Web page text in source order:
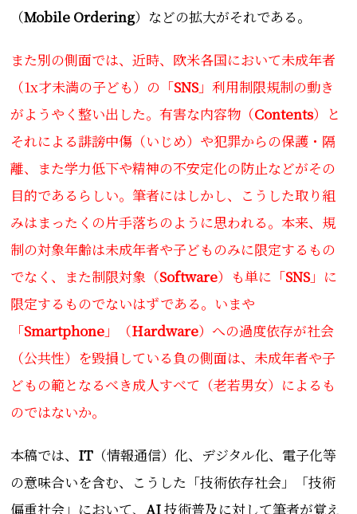
（Mobile Ordering）などの拡大がそれである。
また別の側面では、近時、欧米各国において未成年者
（1x才未満の子ども）の「SNS」利用制限規制の動き
がようやく整い出した。有害な内容物（Contents）と
それによる誹謗中傷（いじめ）や犯罪からの保護・隔
離、また学力低下や精神の不安定化の防止などがその
目的であるらしい。筆者にはしかし、こうした取り組
みはまったくの片手落ちのように思われる。本来、規
制の対象年齢は未成年者や子どものみに限定するもの
でなく、また制限対象（Software）も単に「SNS」に
限定するものでないはずである。いまや
「Smartphone 」（Hardware）への過度依存が社会
（公共性）を毀損している負の側面は、未成年者や子
どもの範となるべき成人すべて（老若男女）によるも
のではないか。
本稿では、 IT （情報通信）化、デジタル化、電子化等
の意味合いを含む、こうした「技術依存社会」「技術
偏重社会」において、AI技術普及に対して筆者が覚え